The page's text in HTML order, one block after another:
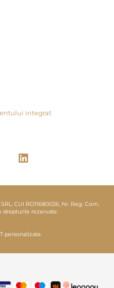
integrat
CUI RO11680026, Nr. Reg. Com.
drepturile rezervate.
personalizate.